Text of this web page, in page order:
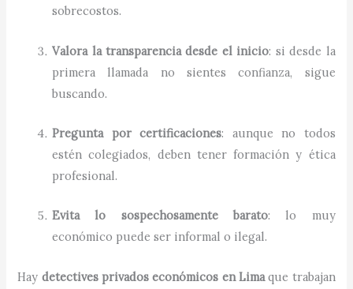
sobrecostos.
Valora la transparencia desde el inicio: si desde la
primera llamada no sientes confianza, sigue
buscando.
Pregunta por certificaciones: aunque no todos
estén colegiados, deben tener formación y ética
profesional.
Evita lo sospechosamente barato: lo muy
económico puede ser informal o ilegal.
Hay detectives privados económicos en Limaque trabajan